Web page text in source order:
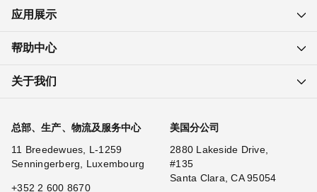
应用展示
帮助中心
关于我们
总部、生产、物流及服务中心
11 Breedewues, L-1259
Senningerberg, Luxembourg
+352 2 600 8670
美国分公司
2880 Lakeside Drive,
#135
Santa Clara, CA 95054